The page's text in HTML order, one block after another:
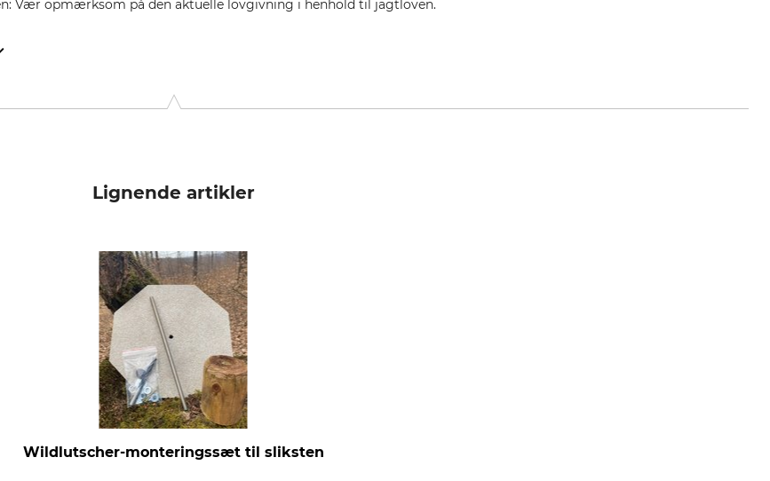
Vær opmærksom på den aktuelle lovgivning i henhold til jagtloven.
Lignende artikler
Wildlutscher-monteringssæt til sliksten